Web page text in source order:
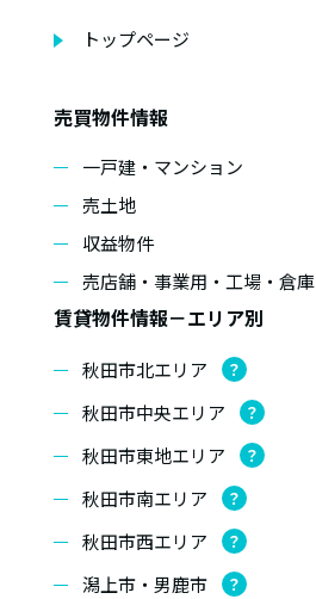
トップページ
売買物件情報
一戸建・マンション
売土地
収益物件
売店舗・事業用・工場・倉庫
賃貸物件情報－エリア別
秋田市北エリア ？
秋田市中央エリア ？
秋田市東地エリア ？
秋田市南エリア ？
秋田市西エリア ？
潟上市・男鹿市 ？